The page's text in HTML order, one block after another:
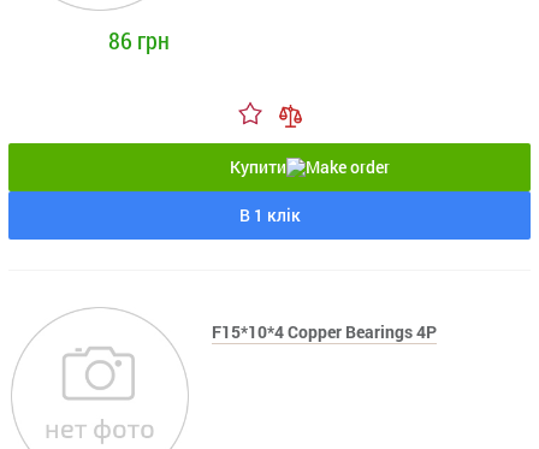
86 грн
Купити
В 1 клік
F15*10*4 Copper Bearings 4P